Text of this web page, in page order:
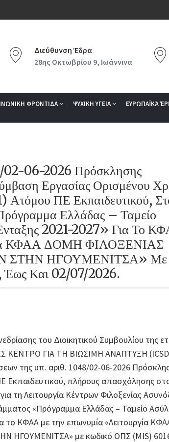
Διεύθυνση Έδρα
28ης Οκτωβρίου 9, Ιωάννινα
ΦΡΟΝΤΙΔΑ ΨΥΧΙΚΗ ΥΓΕΙΑ ΕΥΡΩΠΑΪΚΆ
02-06-2026 Πρόσκλησης
Εργασίας Ορισμένου
ΠΕ Εκπαιδευτικού,
Ελλάδας – Ταμείο
2021-2027» Για Το
ΚΦΑΑ ΔΟΜΗ ΦΙΛΟΞΕΝΙΑΣ
ΣΤΗΝ ΗΓΟΥΜΕΝΙΤΣΑ» Με
Και 02/07/2026.
του Διοικητικού Συμβουλίου της
ΚΕΝΤΡΟ ΓΙΑ ΤΗ ΒΙΩΣΙΜΗ ΑΝΑΠΤΥΞΗ
της υπ. αριθ. 1048/02-06-2026
πλήρους απασχόλησης
τη Λειτουργία Κέντρων Φιλοξενίας
«Πρόγραμμα Ελλάδας – Ταμείο
το ΚΦΑΑ με την επωνυμία «Λειτουργία
ΗΓΟΥΜΕΝΙΤΣΑ» με κωδικό ΟΠΣ (MIS)